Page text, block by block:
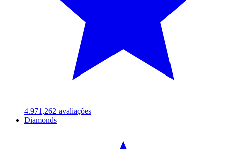
4.971,262 avaliações
Diamonds